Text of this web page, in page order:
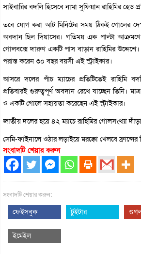
সাইবারির বদলি হিসেবে নামা সুফিয়ান রাহিমির হেড
তবে যোগ করা আট মিনিটের সময় ঠিকই গোলের
অবদান ছিল দিয়াসের। গতিময় এক পাল্টা আক্রমণে
গোলবক্সে দারুণ একটি পাস বাড়ান রাহিমির
পরাস্ত করেন ৩০ বছর বয়সী এই স্ট্রাইকার।
আসরে দলের পাঁচ ম্যাচের প্রতিটিতেই রাহিমি
প্রতিবারই গুরুত্বপূর্ণ অবদান রেখে যাচ্ছেন তিনি।
ও একটি গোলে সহায়তা করেছেন এই স্ট্রাইকার।
জাতীয় দলের হয়ে ৪২ ম্যাচে রাহিমির গোলসংখ্যা
সেমি-ফাইনালে ওঠার লড়াইয়ে মরক্কো খেলবে ফ্রান্সের
সংবাদটি শেয়ার করুন
সংবাদটি শেয়ার করুন:
ফেইসবুক টুইটার
ইমেইল